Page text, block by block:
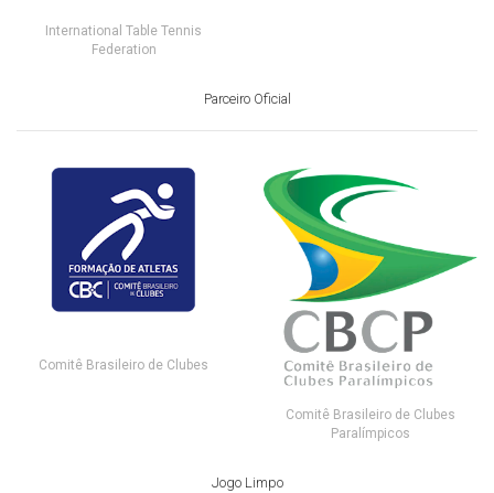
International Table Tennis
Federation
Parceiro Oficial
Comitê Brasileiro de Clubes
Comitê Brasileiro de Clubes
Paralímpicos
Jogo Limpo